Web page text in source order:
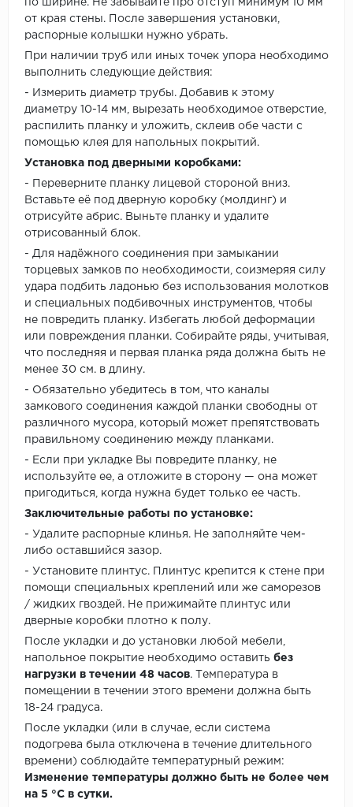
по ширине. Не забывайте про отступ минимум 10 мм
от края стены. После завершения установки,
распорные колышки нужно убрать.
При наличии труб или иных точек упора необходимо
выполнить следующие действия:
- Измерить диаметр трубы. Добавив к этому
диаметру 10-14 мм, вырезать необходимое отверстие,
распилить планку и уложить, склеив обе части с
помощью клея для напольных покрытий.
Установка под дверными коробками:
- Переверните планку лицевой стороной вниз.
Вставьте её под дверную коробку (молдинг) и
отрисуйте абрис. Выньте планку и удалите
отрисованный блок.
- Для надёжного соединения при замыкании
торцевых замков по необходимости, соизмеряя силу
удара подбить ладонью без использования молотков
и специальных подбивочных инструментов, чтобы
не повредить планку. Избегать любой деформации
или повреждения планки. Собирайте ряды, учитывая,
что последняя и первая планка ряда должна быть не
менее 30 см. в длину.
- Обязательно убедитесь в том, что каналы
замкового соединения каждой планки свободны от
различного мусора, который может препятствовать
правильному соединению между планками.
- Если при укладке Вы повредите планку, не
используйте ее, а отложите в сторону — она может
пригодиться, когда нужна будет только ее часть.
Заключительные работы по установке:
- Удалите распорные клинья. Не заполняйте чем-
либо оставшийся зазор.
- Установите плинтус. Плинтус крепится к стене при
помощи специальных креплений или же саморезов
/ жидких гвоздей. Не прижимайте плинтус или
дверные коробки плотно к полу.
После укладки и до установки любой мебели,
напольное покрытие необходимо оставить без
нагрузки в течении 48 часов. Температура в
помещении в течении этого времени должна быть
18-24 градуса.
После укладки (или в случае, если система
подогрева была отключена в течение длительного
времени) соблюдайте температурный режим:
Изменение температуры должно быть не более чем
на 5 °C в сутки.